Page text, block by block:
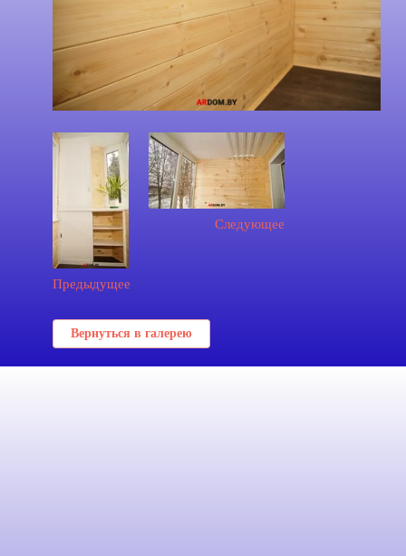
Предыдущее
Следующее
Вернуться в галерею